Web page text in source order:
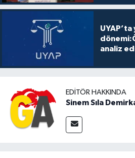
analiz
EDITÖR HAKKINDA
Sinem Sıla